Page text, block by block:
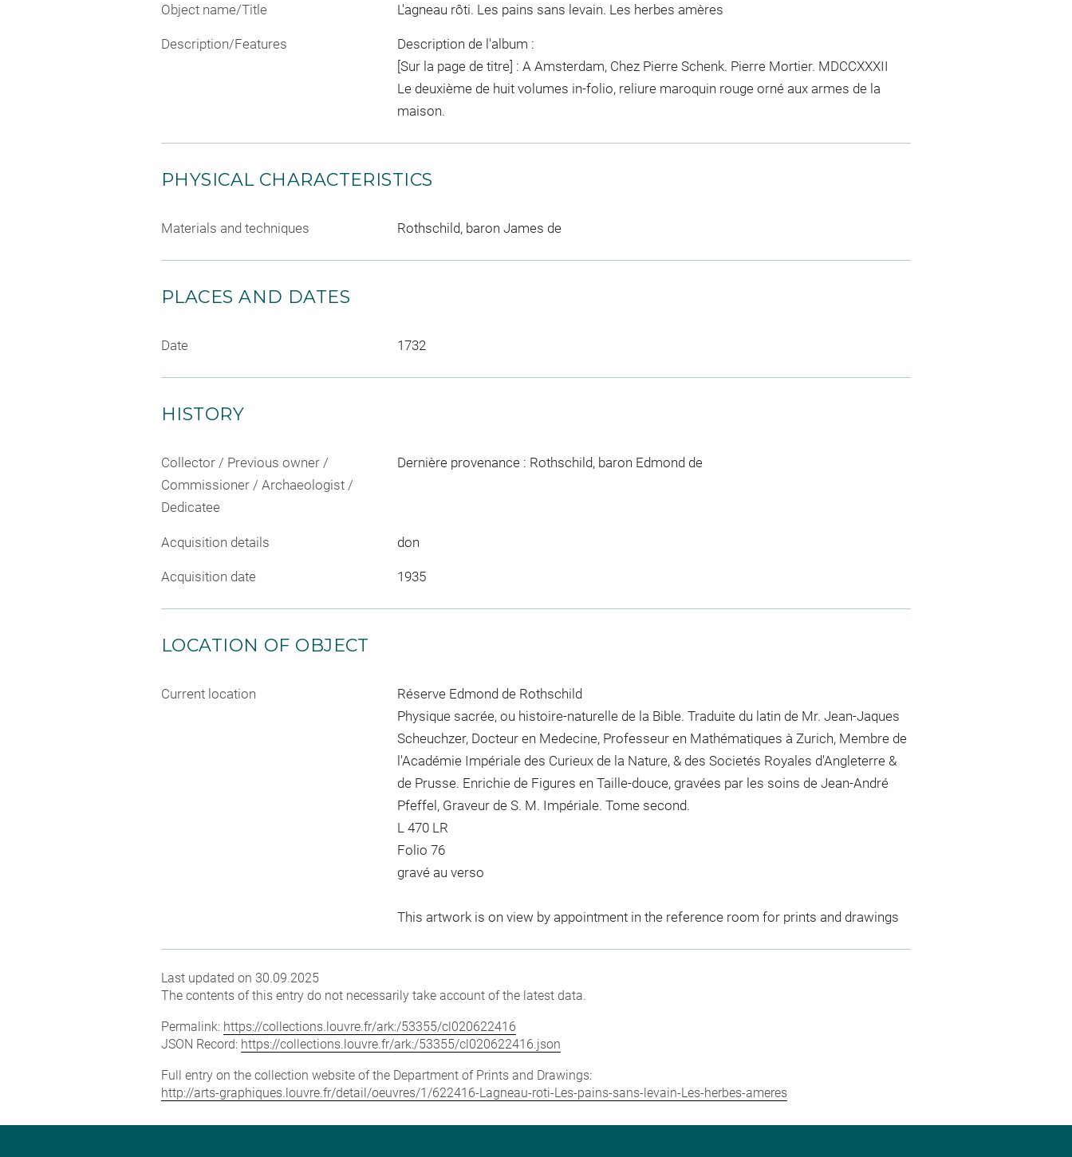
Object name/Title L'agneau rôti. Les pains sans levain. Les herbes amères
Description/Features
Description de l'album :
[Sur la page de titre] : A Amsterdam, Chez Pierre Schenk. Pierre Mortier. MDCCXXXII
Le deuxième de huit volumes in-folio, reliure maroquin rouge orné aux armes de la
maison.
PHYSICAL CHARACTERISTICS
Materials and techniques Rothschild, baron James de
PLACES AND DATES
Date 1732
HISTORY
Collector / Previous owner /
Commissioner / Archaeologist /
Dedicatee
Dernière provenance : Rothschild, baron Edmond de
Acquisition details don
Acquisition date 1935
LOCATION OF OBJECT
Current location
Réserve Edmond de Rothschild
Physique sacrée, ou histoire-naturelle de la Bible. Traduite du latin de Mr. Jean-Jaques
Scheuchzer, Docteur en Medecine, Professeur en Mathématiques à Zurich, Membre de
l'Académie Impériale des Curieux de la Nature, & des Societés Royales d'Angleterre &
de Prusse. Enrichie de Figures en Taille-douce, gravées par les soins de Jean-André
Pfeffel, Graveur de S. M. Impériale. Tome second.
L 470 LR
Folio 76
gravé au verso
This artwork is on view by appointment in the reference room for prints and drawings
Last updated on 30.09.2025
The contents of this entry do not necessarily take account of the latest data.
Permalink: https://collections.louvre.fr/ark:/53355/cl020622416
JSON Record: https://collections.louvre.fr/ark:/53355/cl020622416.json
Full entry on the collection website of the Department of Prints and Drawings:
http://arts-graphiques.louvre.fr/detail/oeuvres/1/622416-Lagneau-roti-Les-pains-sans-levain-Les-herbes-ameres